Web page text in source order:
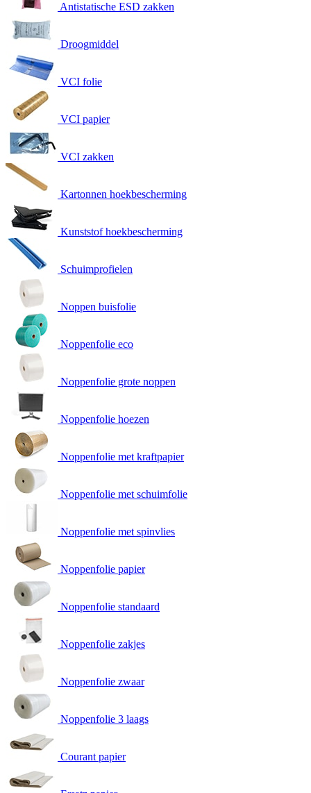
Antistatische ESD zakken
Droogmiddel
VCI folie
VCI papier
VCI zakken
Kartonnen hoekbescherming
Kunststof hoekbescherming
Schuimprofielen
Noppen buisfolie
Noppenfolie eco
Noppenfolie grote noppen
Noppenfolie hoezen
Noppenfolie met kraftpapier
Noppenfolie met schuimfolie
Noppenfolie met spinvlies
Noppenfolie papier
Noppenfolie standaard
Noppenfolie zakjes
Noppenfolie zwaar
Noppenfolie 3 laags
Courant papier